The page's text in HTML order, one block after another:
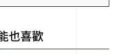
也喜歡